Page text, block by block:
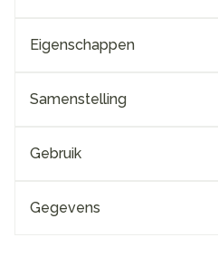
Eigenschappen
Samenstelling
Gebruik
Gegevens